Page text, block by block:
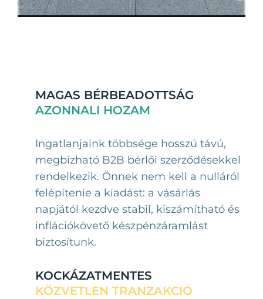
MAGAS BÉRBEADOTTSÁG
AZONNALI HOZAM
Ingatlanjaink többsége hosszú távú,
megbízható B2B bérlői szerződésekkel
rendelkezik. Önnek nem kell a nulláról
felépítenie a kiadást: a vásárlás
napjától kezdve stabil, kiszámítható és
inflációkövető készpénzáramlást
biztosítunk.
KOCKÁZATMENTES
KÖZVETLEN TRANZAKCIÓ